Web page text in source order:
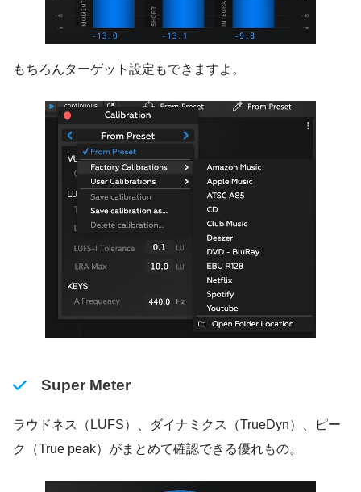
もちろんターゲット設定もできますよ。
Super Meter
ラウドネス（LUFS）、ダイナミクス（TrueDyn）、ピー
ク（True peak）がまとめて確認できる優れもの。